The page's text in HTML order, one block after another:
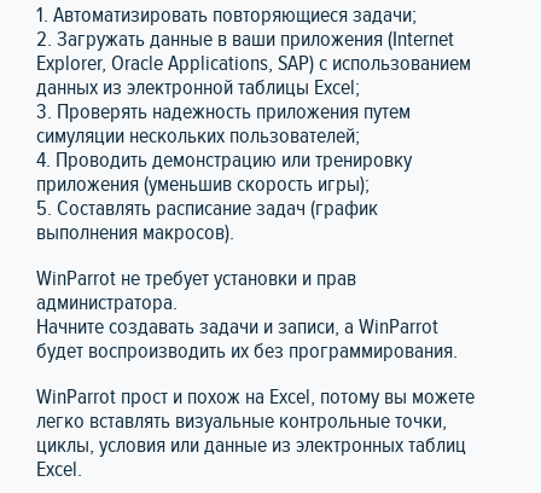
1. Автоматизировать повторяющиеся задачи;
2. Загружать данные в ваши приложения (Internet
Explorer, Oracle Applications, SAP) с использованием
данных из электронной таблицы Excel;
3. Проверять надежность приложения путем
симуляции нескольких пользователей;
4. Проводить демонстрацию или тренировку
приложения (уменьшив скорость игры);
5. Составлять расписание задач (график
выполнения макросов).
WinParrot не требует установки и прав
администратора.
Начните создавать задачи и записи, а WinParrot
будет воспроизводить их без программирования.
WinParrot прост и похож на Excel, потому вы можете
легко вставлять визуальные контрольные точки,
циклы, условия или данные из электронных таблиц
Excel.